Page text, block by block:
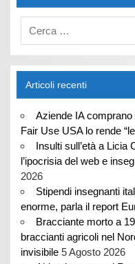
Articoli recenti
Aziende IA
Fair Use USA lo rende
Insulti sull’età a
l’ipocrisia del web e
2026
Stipendi insegnanti
enorme, parla il report
Bracciante morto a
braccianti agricoli nel
invisibile 5 Agosto 2026